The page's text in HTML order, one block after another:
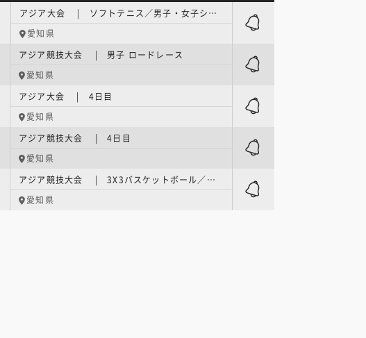
アジア大会 | ソフトテニス／男子・女子シングルス 準々決勝～決勝
愛知県
アジア競技大会 | 男子 ロードレース
愛知県
アジア大会 | 4日目
愛知県
アジア競技大会 | 4日目
愛知県
アジア競技大会 | 3X3バスケットボール／予選
愛知県